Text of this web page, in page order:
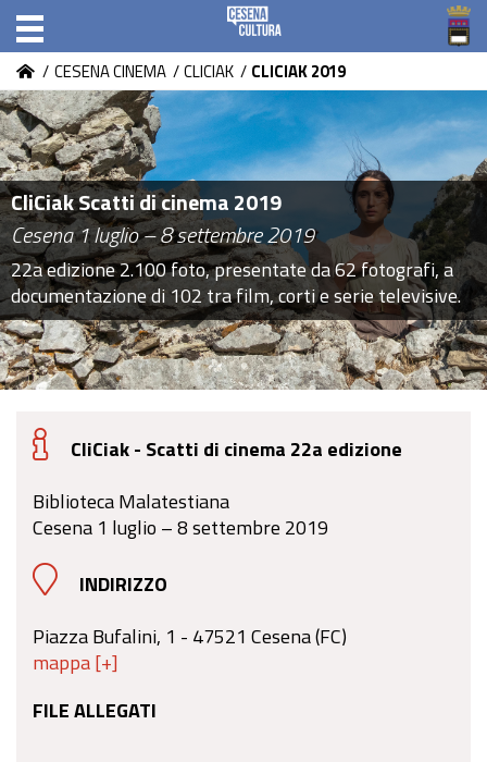
/ CESENA CINEMA /CLICIAK / CLICIAK 2019
CliCiak Scatti di cinema 2019
Cesena 1 luglio – 8 settembre 2019
22a edizione 2.100 foto, presentate da 62 fotografi, a
documentazione di 102 tra film, corti e serie televisive.
CliCiak - Scatti di cinema 22a edizione
Biblioteca Malatestiana
Cesena 1 luglio – 8 settembre 2019
INDIRIZZO
Piazza Bufalini, 1 - 47521 Cesena (FC)
mappa [+]
FILE ALLEGATI